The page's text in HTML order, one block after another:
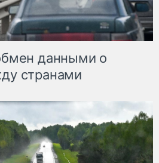
данными о
странами